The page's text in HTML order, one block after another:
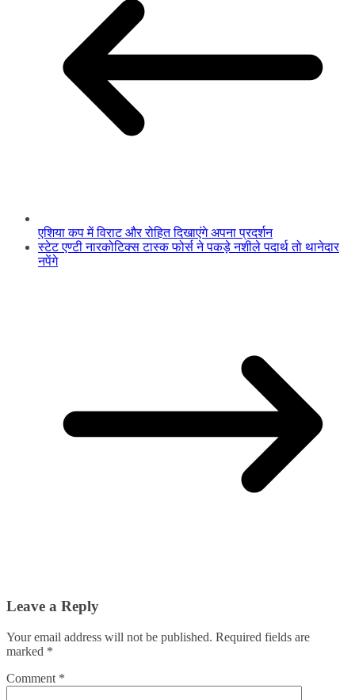
एशिया कप में विराट और रोहित दिखाएंगे अपना प्रदर्शन
स्टेट एण्टी नारकोटिक्स टास्क फोर्स ने पकड़े नशीले पदार्थ तो थानेदार
नपेंगे
Leave a Reply
Your email address will not be published. Required fields are
marked *
Comment *